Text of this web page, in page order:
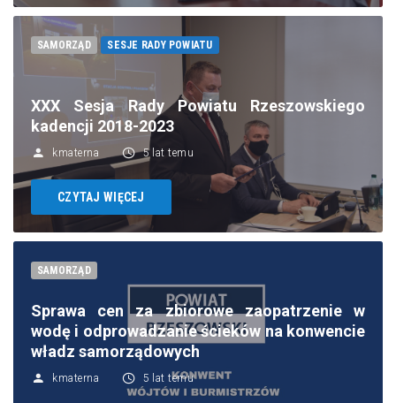
SAMORZĄD SESJE RADY POWIATU
XXX Sesja Rady Powiatu Rzeszowskiego
kadencji 2018-2023
kmaterna 5 lat temu
CZYTAJ WIĘCEJ
SAMORZĄD
Sprawa cen za zbiorowe zaopatrzenie w
wodę i odprowadzanie ścieków na konwencie
władz samorządowych
kmaterna 5 lat temu